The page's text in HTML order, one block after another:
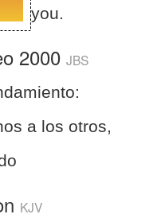
you.
2000 JBS
a los otros,
KJV